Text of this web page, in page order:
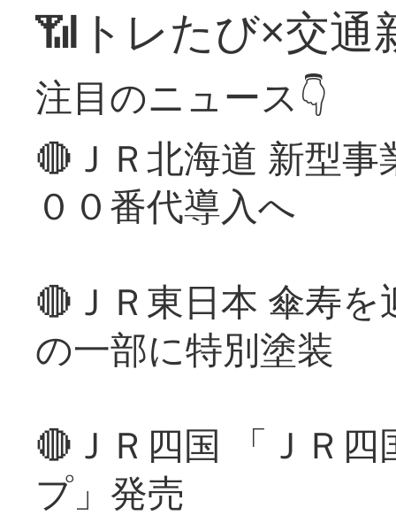
📶トレたび×交通
注目のニュース👇
🔴ＪＲ北海道 新型
００番代導入へ
🔴ＪＲ東日本 傘寿
の一部に特別塗装
🔴ＪＲ四国 「ＪＲ
プ」発売